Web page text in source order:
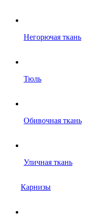
Негорючая ткань
Тюль
Обивочная ткань
Уличная ткань
Карнизы